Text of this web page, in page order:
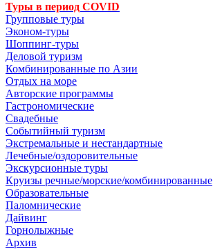
Туры в период COVID
Групповые туры
Эконом-туры
Шоппинг-туры
Деловой туризм
Комбинированные по Азии
Отдых на море
Авторские программы
Гастрономические
Свадебные
Событийный туризм
Экстремальные и нестандартные
Лечебные/оздоровительные
Экскурсионные туры
Круизы речные/морские/комбинированные
Образовательные
Паломнические
Дайвинг
Горнолыжные
Архив